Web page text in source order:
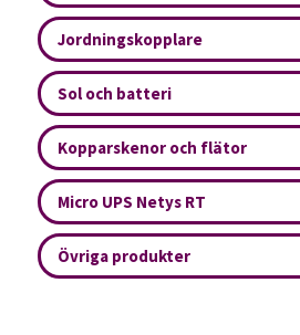
Jordningskopplare
Sol och batteri
Kopparskenor och flätor
Micro UPS Netys RT
Övriga produkter